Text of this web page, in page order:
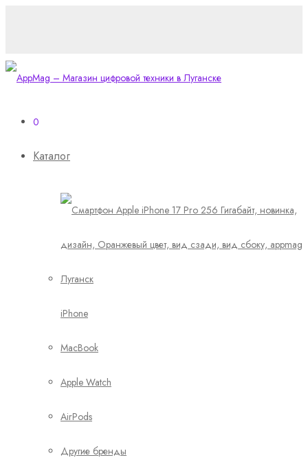
0
Каталог
iPhone
MacBook
Apple Watch
AirPods
Другие бренды